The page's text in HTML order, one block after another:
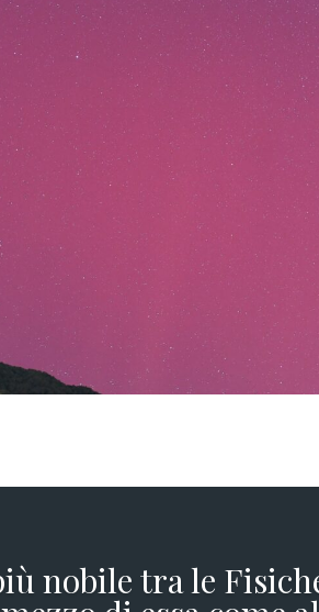
nobile tra le